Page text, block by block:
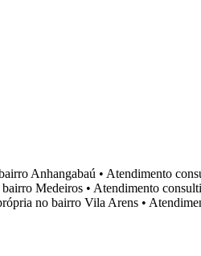
Anhangabaú • Atendimento
bairro Medeiros • Atendimento
no bairro Vila Arens •